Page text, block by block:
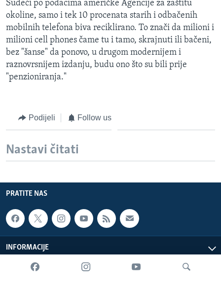
Sudeći po podacima američke Agencije za zaštitu
okoline, samo i tek 10 procenata starih i odbačenih
mobilnih telefona biva reciklirano. To znači da milioni i
milioni cell phones čame tu i tamo, skrajnuti ili bačeni,
bez "šanse" da ponovo, u drugom modernijem i
raznovrsnijem izdanju, budu ono što su bili prije
"penzioniranja."
Podijeli Follow us
Nastavi čitati
PRATITE NAS
INFORMACIJE
SADRŽAJ